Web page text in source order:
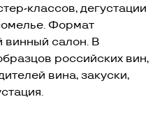
классов, дегустации
Формат
винный салон. В
российских вин,
вина, закуски,